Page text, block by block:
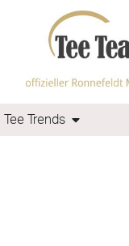
Tee Trends